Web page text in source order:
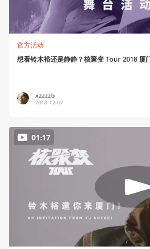
官方活动
想看铃木裕还是静静？核聚变 Tour 2018 厦
xzzzzb
2018-12-07
01:17